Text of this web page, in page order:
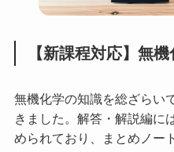
【新課程対応】無
無機化学の知識を総ざらい
きました。解答・解説編に
められており、まとめノー